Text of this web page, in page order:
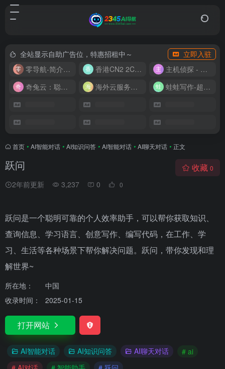
全站显示自助广告位，特惠招租中～
立即入驻
零导航-简介实用的网址导航
香港CN2 2C2G20M 9.9/月
主机侦探 - 少花钱，用好云
奇兔云：聪明人的“省”钱计划！
海外云服务器全网最低价 蛙蛙写作-超级AI智能写作助手
首页 • AI智能对话 • AI知识问答 • AI智能对话 • AI聊天对话 • 正文
跃问
2年前更新 3,237 0 0
收藏 0
跃问是一个聪明可靠的个人效率助手，可以帮你获取知识、
查询信息、学习语言、创意写作、编写代码，在工作、学
习、生活等各种场景下帮你解决问题。跃问，带你发现和理
解世界~
所在地：
中国
收录时间：
2025-01-15
打开网站
AI智能对话 AI知识问答 AI聊天对话
# ai